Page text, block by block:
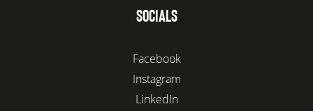
SOCIALS
Facebook
Instagram
LinkedIn